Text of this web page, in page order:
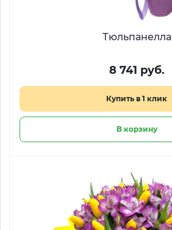
Тюльпанелла
8 741 руб.
Купить в 1 клик
В корзину